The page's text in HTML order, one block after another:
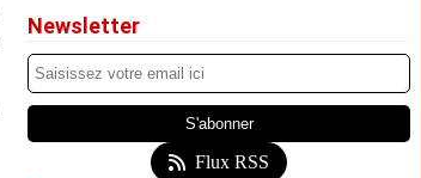
Newsletter
Flux RSS